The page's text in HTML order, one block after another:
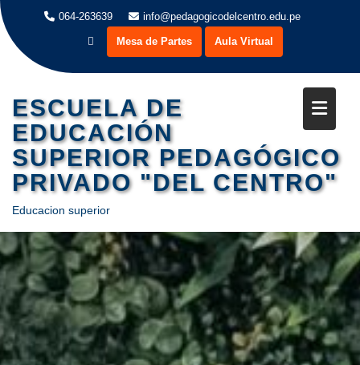
Saltar
al
contenido
064-263639 info@pedagogicodelcentro.edu.pe
Mesa de Partes Aula Virtual
ESCUELA DE
EDUCACIÓN
SUPERIOR PEDAGÓGICO
PRIVADO "DEL CENTRO"
Educacion superior